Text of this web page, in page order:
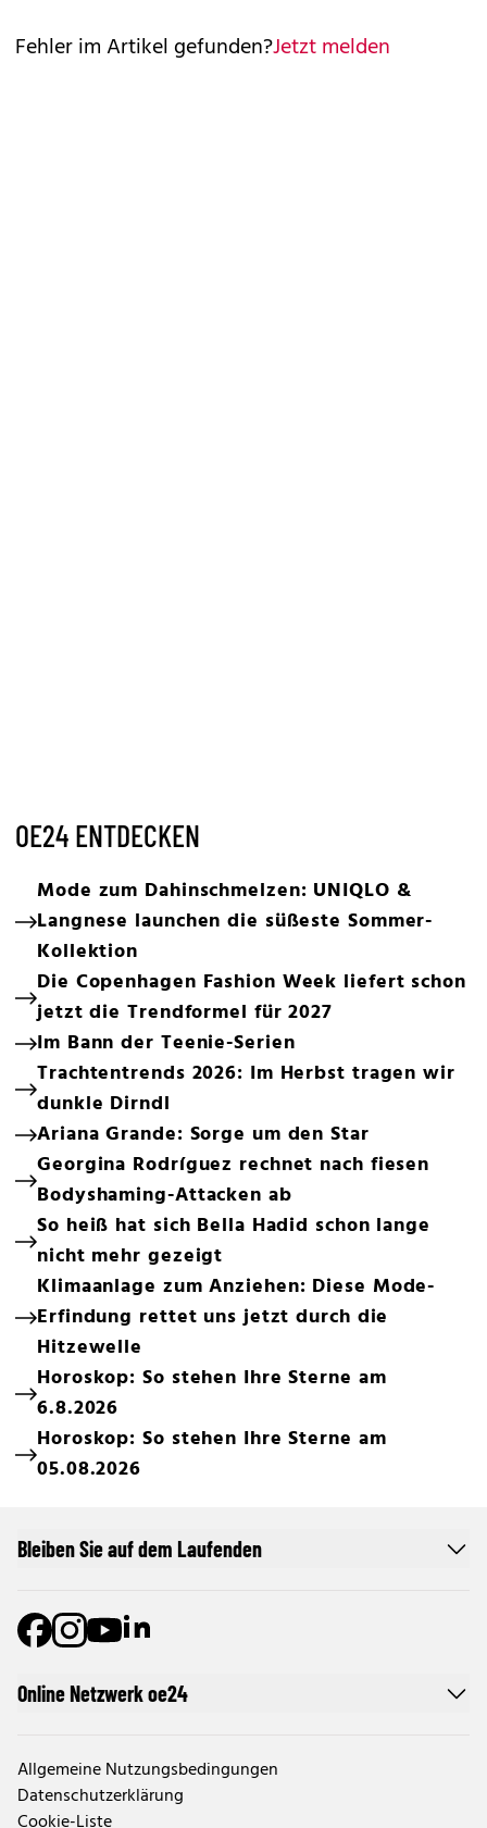
Fehler im Artikel gefunden?Jetzt melden
OE24 ENTDECKEN
Mode zum Dahinschmelzen: UNIQLO &
Langnese launchen die süßeste Sommer-
Kollektion
Die Copenhagen Fashion Week liefert schon
jetzt die Trendformel für 2027
Im Bann der Teenie-Serien
Trachtentrends 2026: Im Herbst tragen wir
dunkle Dirndl
Ariana Grande: Sorge um den Star
Georgina Rodríguez rechnet nach fiesen
Bodyshaming-Attacken ab
So heiß hat sich Bella Hadid schon lange
nicht mehr gezeigt
Klimaanlage zum Anziehen: Diese Mode-
Erfindung rettet uns jetzt durch die
Hitzewelle
Horoskop: So stehen Ihre Sterne am
6.8.2026
Horoskop: So stehen Ihre Sterne am
05.08.2026
Online Netzwerk oe24
Allgemeine Nutzungsbedingungen
Datenschutzerklärung
Bleiben Sie auf dem Laufenden